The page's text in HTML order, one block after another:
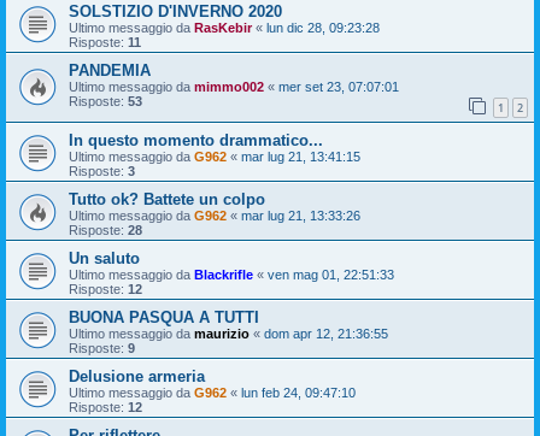
SOLSTIZIO D'INVERNO 2020
Ultimo messaggio da RasKebir« lun dic 28, 09:23:28
Risposte: 11
PANDEMIA
Ultimo messaggio da mimmo002 « mer set 23, 07:07:01
Risposte: 53 1 2
In questo momento drammatico...
Ultimo messaggio da G962 « mar lug 21, 13:41:15
Risposte: 3
Tutto ok? Battete un colpo
Ultimo messaggio da G962 « mar lug 21, 13:33:26
Risposte: 28
Un saluto
Ultimo messaggio da Blackrifle « ven mag 01, 22:51:33
Risposte: 12
BUONA PASQUA A TUTTI
Ultimo messaggio da maurizio « dom apr 12, 21:36:55
Risposte: 9
Delusione armeria
Ultimo messaggio da G962 « lun feb 24, 09:47:10
Risposte: 12